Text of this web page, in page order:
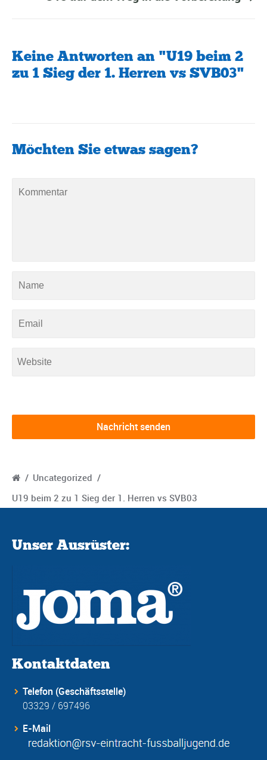
Keine Antworten an "U19 beim 2
zu 1 Sieg der 1. Herren vs SVB03"
Möchten Sie etwas sagen?
/ Uncategorized /
U19 beim 2 zu 1 Sieg der 1. Herren vs SVB03
Unser Ausrüster:
Kontaktdaten
Telefon (Geschäftsstelle)
03329 / 697496
E-Mail